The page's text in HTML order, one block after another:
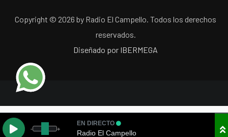
Copyright © 2026 by Radio El Campello. Todos los derechos
reservados.
Diseñado por IBERMEGA
- +
EN DIRECTO
Radio El Campello